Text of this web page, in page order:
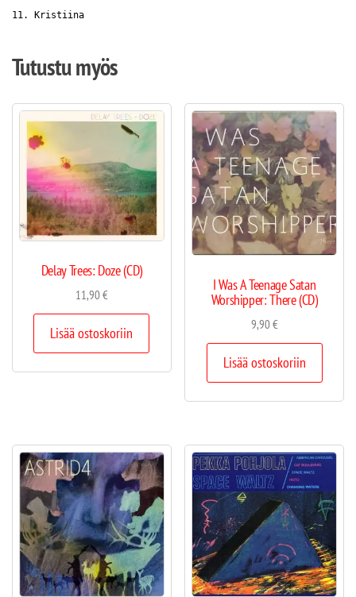
11. Kristiina
Tutustu myös
Delay Trees: Doze (CD)
11,90€
Lisää ostoskoriin
I Was A Teenage Satan
Worshipper: There (CD)
9,90€
Lisää ostoskoriin